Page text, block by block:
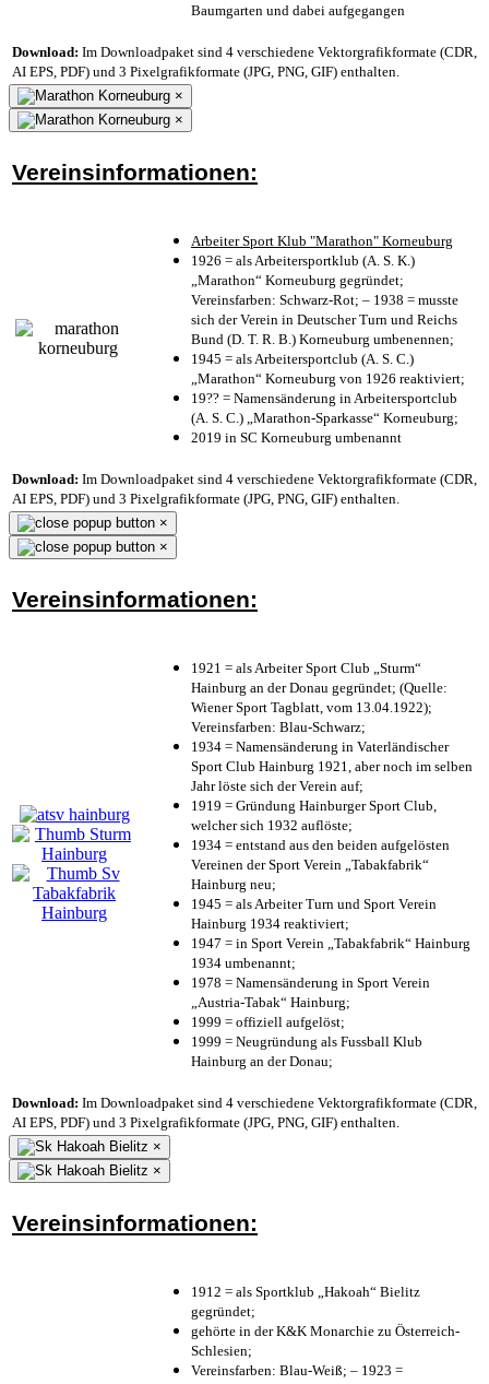
Baumgarten und dabei aufgegangen
Download: Im Downloadpaket sind 4 verschiedene Vektorgrafikformate (CDR,
AI EPS, PDF) und 3 Pixelgrafikformate (JPG, PNG, GIF) enthalten.
×
×
Vereinsinformationen:
Arbeiter Sport Klub "Marathon" Korneuburg
1926 = als Arbeitersportklub (A. S. K.)
„Marathon“ Korneuburg gegründet;
Vereinsfarben: Schwarz-Rot; – 1938 = musste
sich der Verein in Deutscher Turn und Reichs
Bund (D. T. R. B.) Korneuburg umbenennen;
1945 = als Arbeitersportclub (A. S. C.)
„Marathon“ Korneuburg von 1926 reaktiviert;
19?? = Namensänderung in Arbeitersportclub
(A. S. C.) „Marathon-Sparkasse“ Korneuburg;
2019 in SC Korneuburg umbenannt
Download: Im Downloadpaket sind 4 verschiedene Vektorgrafikformate (CDR,
AI EPS, PDF) und 3 Pixelgrafikformate (JPG, PNG, GIF) enthalten.
×
×
Vereinsinformationen:
1921 = als Arbeiter Sport Club „Sturm“
Hainburg an der Donau gegründet; (Quelle:
Wiener Sport Tagblatt, vom 13.04.1922);
Vereinsfarben: Blau-Schwarz;
1934 = Namensänderung in Vaterländischer
Sport Club Hainburg 1921, aber noch im selben
Jahr löste sich der Verein auf;
1919 = Gründung Hainburger Sport Club,
welcher sich 1932 auflöste;
1934 = entstand aus den beiden aufgelösten
Vereinen der Sport Verein „Tabakfabrik“
Hainburg neu;
1945 = als Arbeiter Turn und Sport Verein
Hainburg 1934 reaktiviert;
1947 = in Sport Verein „Tabakfabrik“ Hainburg
1934 umbenannt;
1978 = Namensänderung in Sport Verein
„Austria-Tabak“ Hainburg;
1999 = offiziell aufgelöst;
1999 = Neugründung als Fussball Klub
Hainburg an der Donau;
Download: Im Downloadpaket sind 4 verschiedene Vektorgrafikformate (CDR,
AI EPS, PDF) und 3 Pixelgrafikformate (JPG, PNG, GIF) enthalten.
×
×
Vereinsinformationen:
1912 = als Sportklub „Hakoah“ Bielitz
gegründet;
gehörte in der K&K Monarchie zu Österreich-
Schlesien;
Vereinsfarben: Blau-Weiß; – 1923 =